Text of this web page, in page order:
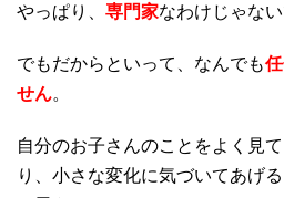
やっぱり、 専門家なわけじゃない
でもだからといって、なんでも
せん。
自分のお子さんのことをよく見
り、小さな変化に気づいてあげ